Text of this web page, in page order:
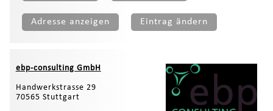
Adresse anzeigen Eintrag ändern
ebp-consulting GmbH
Handwerkstrasse 29
70565 Stuttgart